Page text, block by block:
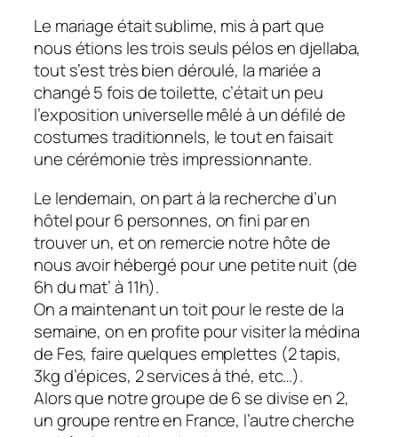
Le mariage était sublime, mis à part que
nous étions les trois seuls pélos en djellaba,
tout s’est très bien déroulé, la mariée a
changé 5 fois de toilette, c’était un peu
l’exposition universelle mêlé à un défilé de
costumes traditionnels, le tout en faisait
une cérémonie très impressionnante.
Le lendemain, on part à la recherche d’un
hôtel pour 6 personnes, on fini par en
trouver un, et on remercie notre hôte de
nous avoir hébergé pour une petite nuit (de
6h du mat’ à 11h).
On a maintenant un toit pour le reste de la
semaine, on en profite pour visiter la médina
de Fes, faire quelques emplettes (2 tapis,
3kg d’épices, 2 services à thé, etc…).
Alors que notre groupe de 6 se divise en 2,
un groupe rentre en France, l’autre cherche